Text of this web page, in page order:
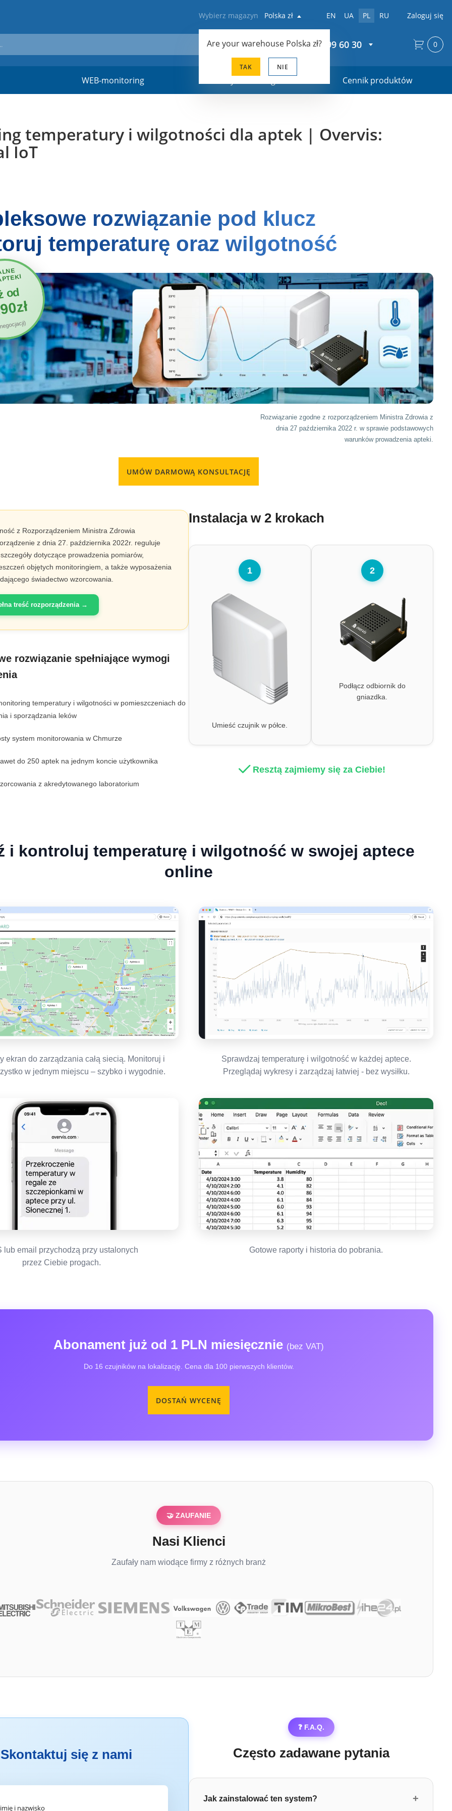
Wybierz magazyn Polska zł
Are your warehouse Polska zł?
TAK NIE
EN UA PL RU Zaloguj się
+48 22 299 60 30
WEB-monitoring Cennik produktów
0
temperatury i wilgotności dla aptek | Overvis:
IoT
rozwiązanie pod klucz
temperaturę oraz wilgotność
od
Rozwiązanie zgodne z rozporządzeniem Ministra Zdrowia z
dnia 27 października 2022 r. w sprawie podstawowych
warunków prowadzenia apteki.
UMÓW DARMOWĄ KONSULTACJĘ
z Rozporządzeniem Ministra Zdrowia
z dnia 27. października 2022r. reguluje
dotyczące prowadzenia pomiarów,
objętych monitoringiem, a także wyposażenia
świadectwo wzorcowania.
treść rozporządzenia →
rozwiązanie spełniające wymogi
temperatury i wilgotności w pomieszczeniach do
i sporządzania leków
system monitorowania w Chmurze
do 250 aptek na jednym koncie użytkownika
z akredytowanego laboratorium
Instalacja w 2 krokach
1
Umieść czujnik w półce.
2
Podłącz odbiornik do
gniazdka.
Resztą zajmiemy się za Ciebie!
i kontroluj temperaturę i wilgotność w swojej aptece
online
ekran do zarządzania całą siecią. Monitoruj i
w jednym miejscu – szybko i wygodnie.
Sprawdzaj temperaturę i wilgotność w każdej aptece.
Przeglądaj wykresy i zarządzaj łatwiej - bez wysiłku.
lub email przychodzą przy ustalonych
przez Ciebie progach.
Gotowe raporty i historia do pobrania.
Abonament już od 1 PLN miesięcznie (bez VAT)
Do 16 czujników na lokalizację. Cena dla 100 pierwszych klientów.
DOSTAŃ WYCENĘ
🤝 ZAUFANIE
Nasi Klienci
Zaufały nam wiodące firmy z różnych branż
Skontaktuj się z nami
i nazwisko
❓ F.A.Q.
Często zadawane pytania
Jak zainstalować ten system? +